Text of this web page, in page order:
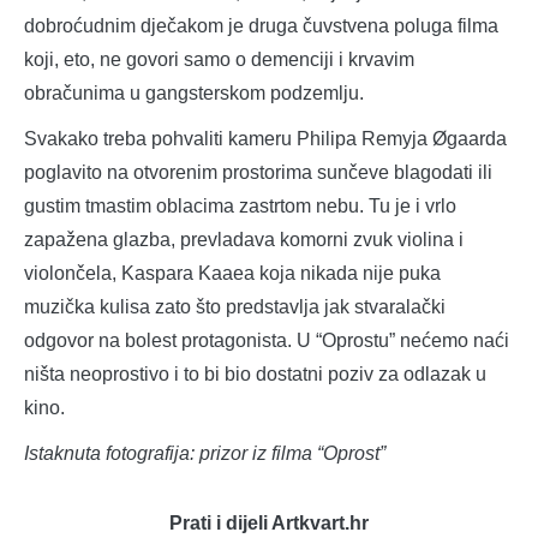
dobroćudnim dječakom je druga čuvstvena poluga filma
koji, eto, ne govori samo o demenciji i krvavim
obračunima u gangsterskom podzemlju.
Svakako treba pohvaliti kameru Philipa Remyja Øgaarda
poglavito na otvorenim prostorima sunčeve blagodati ili
gustim tmastim oblacima zastrtom nebu. Tu je i vrlo
zapažena glazba, prevladava komorni zvuk violina i
violončela, Kaspara Kaaea koja nikada nije puka
muzička kulisa zato što predstavlja jak stvaralački
odgovor na bolest protagonista. U “Oprostu” nećemo naći
ništa neoprostivo i to bi bio dostatni poziv za odlazak u
kino.
Istaknuta fotografija: prizor iz filma “Oprost”
Prati i dijeli Artkvart.hr